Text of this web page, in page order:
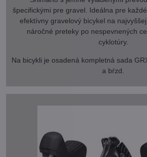
špecifickými pre gravel. Ideálna pre
efektívny gravelový bicykel na
náročné preteky po nespevnených
cyklotúry.
Na bicykli je osadená kompletná sada
a bŕzd.